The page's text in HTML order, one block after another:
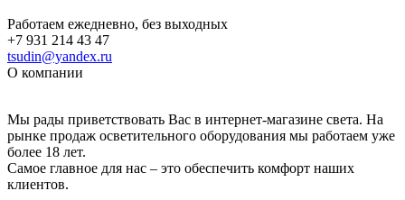
Работаем ежедневно, без выходных
+7 931 214 43 47
tsudin@yandex.ru
О компании
Мы рады приветствовать Вас в интернет-магазине света. На
рынке продаж осветительного оборудования мы работаем уже
более 18 лет.
Самое главное для нас – это обеспечить комфорт наших
клиентов.